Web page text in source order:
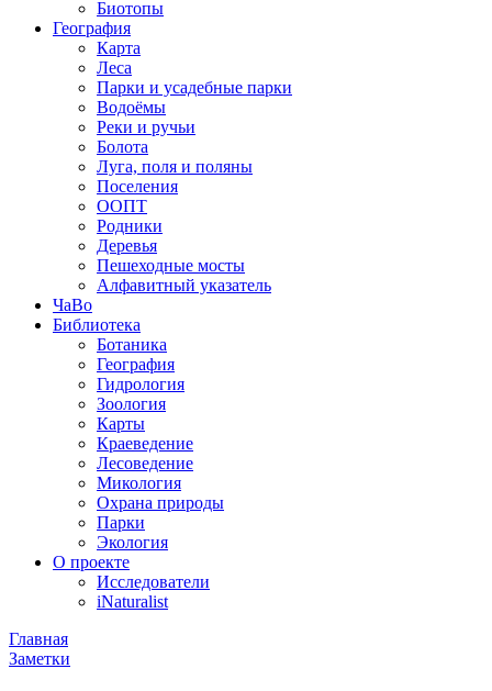
Биотопы
География
Карта
Леса
Парки и усадебные парки
Водоёмы
Реки и ручьи
Болота
Луга, поля и поляны
Поселения
ООПТ
Родники
Деревья
Пешеходные мосты
Алфавитный указатель
ЧаВо
Библиотека
Ботаника
География
Гидрология
Зоология
Карты
Краеведение
Лесоведение
Микология
Охрана природы
Парки
Экология
О проекте
Исследователи
iNaturalist
Главная
Заметки